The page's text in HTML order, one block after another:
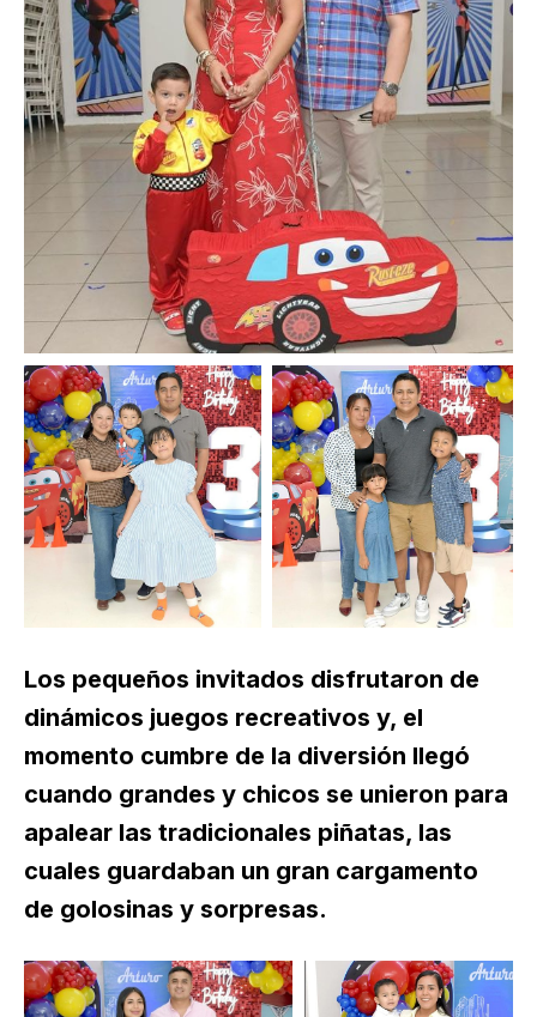
Los pequeños invitados disfrutaron de
dinámicos juegos recreativos y, el
momento cumbre de la diversión llegó
cuando grandes y chicos se unieron para
apalear las tradicionales piñatas, las
cuales guardaban un gran cargamento
de golosinas y sorpresas.